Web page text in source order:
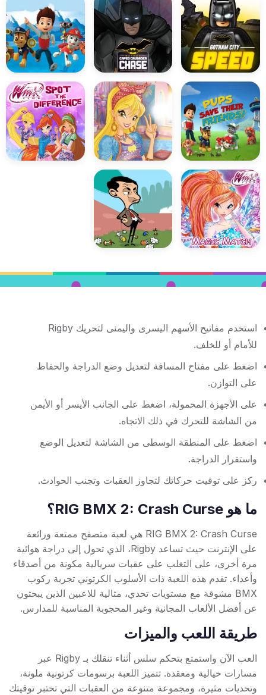
استخدم مفاتيح الأسهم اليسرى واليمنى لتحريك Rigby
للأمام أو للخلف.
اضغط على مفتاح المسافة لتعديل وضع الدراجة والحفاظ
على التوازن.
على الأجهزة المحمولة، اضغط على الجانب الأيسر أو الأيمن
من الشاشة للتحرك في ذلك الاتجاه.
اضغط على المنطقة الوسطى من الشاشة لتعديل الوضع
واستقرار الدراجة.
ركز على توقيت حركاتك لتجاوز العقبات وتجنب الحوادث.
ما هو RIG BMX 2: Crash Curse؟
RIG BMX 2: Crash Curse هي لعبة متصفح ممتعة ورائعة
على الإنترنت حيث تساعد Rigby، الذي تحول إلى دراجة هوائية
مرة أخرى، على التغلب على عقبات سريالية مكونة من أصدقاء
وأعداء. تقدم هذه اللعبة ذات الأسلوب الكرتوني تجربة ركوب
BMX مشوقة مع مستويات تحدي، مثالية للاعبين الذين يبحثون
عن أفضل الألعاب المجانية وغير المحجوبة المناسبة للمدارس.
طريقة اللعب والميزات
العب الآن واستمتع بتحكم سلس أثناء تنقلك بـ Rigby عبر
مسارات خيالية ومعقدة. تتميز اللعبة برسومات كرتونية ملونة،
وتحديات مثيرة، ومجموعة متنوعة من العقبات التي تختبر توقيتك